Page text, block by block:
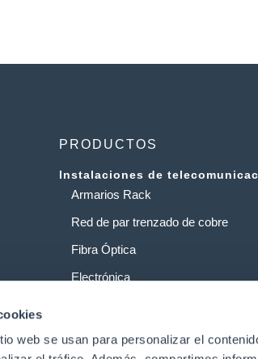
web se usan para personalizar el
PRODUCTOS
Instalaciones de
Armarios Rack
Red de par trenzado de cobre
Fibra Óptica
Electrónica
Centros de datos